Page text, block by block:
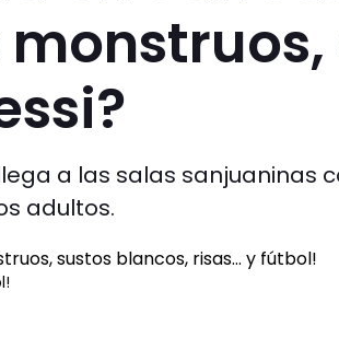
a las salas sanjuaninas
adultos.